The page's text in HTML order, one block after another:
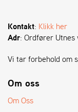
Kontakt: Klikk her
Adr: Ordfører Utnes
Vi tar forbehold om
Om oss
Om Oss